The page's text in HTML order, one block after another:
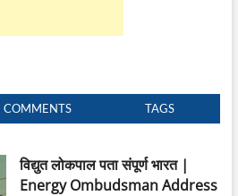
COMMENTS TAGS
विद्युत लोकपाल पता संपूर्ण भारत |
Energy Ombudsman Address